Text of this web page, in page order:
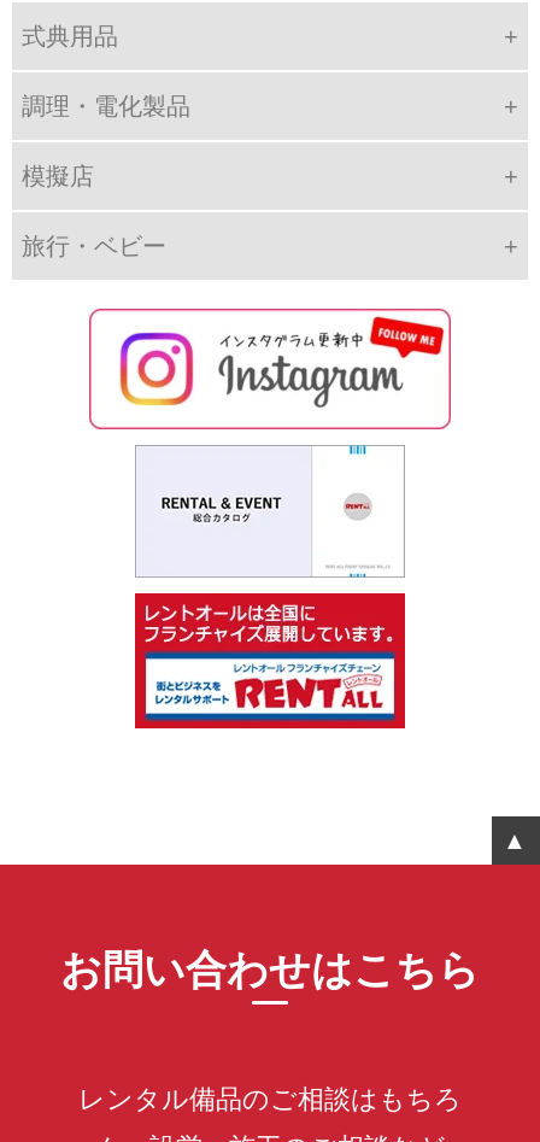
式典用品
調理・電化製品
模擬店
旅行・ベビー
お問い合わせはこちら
レンタル備品のご相談はもちろ